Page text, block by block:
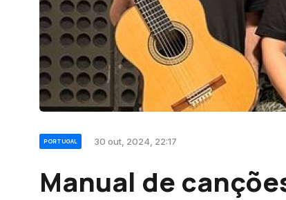
PORTUGAL 30 out, 2024, 22:17
Manual de